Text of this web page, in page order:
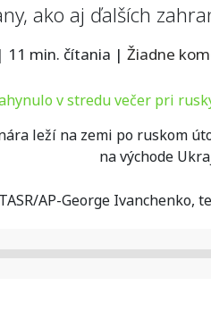
ako aj ďalších
| 11 min. čítania | Žiadne
leží na zemi po ruskom
na východe
AP-George Ivanchenko,